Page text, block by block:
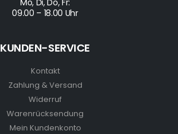
09.00 – 18.00 Uhr
KUNDEN-SERVICE
Kontakt
Zahlung & Versand
Widerruf
Warenrücksendung
Mein Kundenkonto